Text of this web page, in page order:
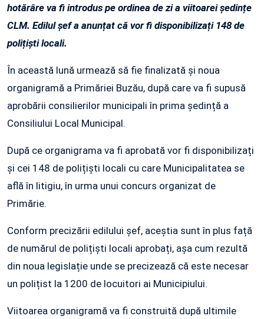
hotărâre va fi introdus pe ordinea de zi a viitoarei ședințe
CLM. Edilul șef a anunțat că vor fi disponibilizați 148 de
polițiști locali.
În această lună urmează să fie finalizată și noua
organigramă a Primăriei Buzău, după care va fi supusă
aprobării consilierilor municipali în prima ședință a
Consiliului Local Municipal.
După ce organigrama va fi aprobată vor fi disponibilizați
și cei 148 de polițiști locali cu care Municipalitatea se
află în litigiu, în urma unui concurs organizat de
Primărie.
Conform precizării edilului șef, aceștia sunt în plus față
de numărul de polițiști locali aprobați, așa cum rezultă
din noua legislație unde se precizează că este necesar
un polițist la 1200 de locuitori ai Municipiului.
Viitoarea organigramă va fi construită după ultimile